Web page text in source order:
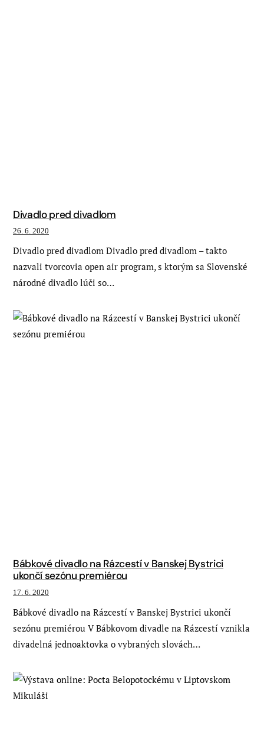
Divadlo pred divadlom
26. 6. 2020
Divadlo pred divadlom Divadlo pred divadlom – takto
nazvali tvorcovia open air program, s ktorým sa Slovenské
národné divadlo lúči so…
Bábkové divadlo na Rázcestí v Banskej Bystrici
ukončí sezónu premiérou
17. 6. 2020
Bábkové divadlo na Rázcestí v Banskej Bystrici ukončí
sezónu premiérou V Bábkovom divadle na Rázcestí vznikla
divadelná jednoaktovka o vybraných slovách…